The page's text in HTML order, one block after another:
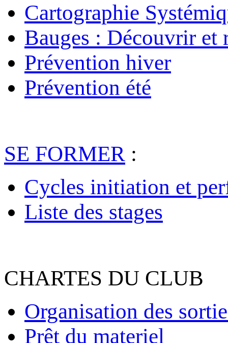
Cartographie
Bauges : Découvrir et
Prévention hiver
Prévention été
SE FORMER :
Cycles initiation et
Liste des stages
CHARTES DU CLUB
Organisation des
Prêt du materiel